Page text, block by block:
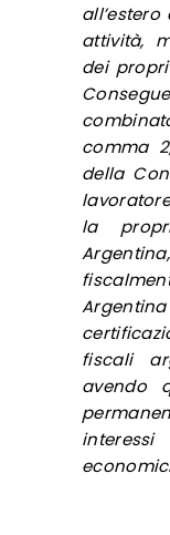
attività,
dei
comma
della
la
fiscali
avendo